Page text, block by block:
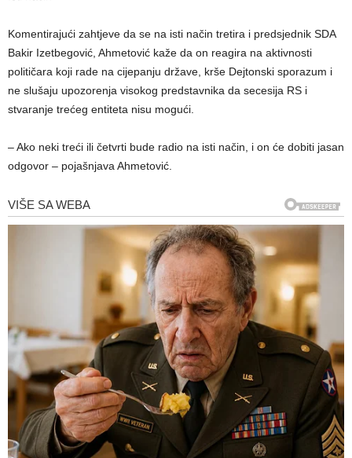
Komentirajući zahtjeve da se na isti način tretira i predsjednik SDA
Bakir Izetbegović, Ahmetović kaže da on reagira na aktivnosti
političara koji rade na cijepanju države, krše Dejtonski sporazum i
ne slušaju upozorenja visokog predstavnika da secesija RS i
stvaranje trećeg entiteta nisu mogući.
– Ako neki treći ili četvrti bude radio na isti način, i on će dobiti jasan
odgovor – pojašnjava Ahmetović.